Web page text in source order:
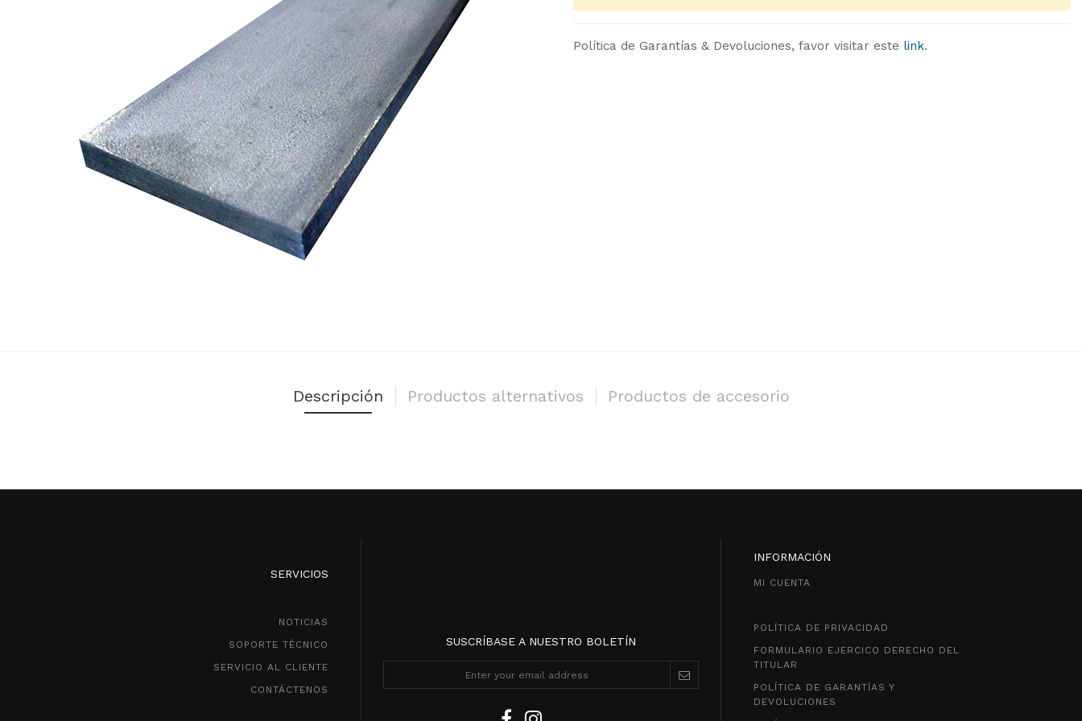
Política de Garantías & Devoluciones, favor visitar este link.
Descripción Productos alternativos Productos de accesorio
SERVICIOS
NOTICIAS
SOPORTE TÉCNICO
SERVICIO AL CLIENTE
CONTÁCTENOS
SUSCRÍBASE A NUESTRO BOLETÍN
INFORMACIÓN
MI CUENTA
POLÍTICA DE PRIVACIDAD
FORMULARIO EJERCICO DERECHO DEL
TITULAR
POLÍTICA DE GARANTÍAS Y
DEVOLUCIONES